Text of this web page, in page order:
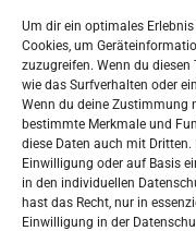
Um dir ein optimales
Cookies, um
zuzugreifen. Wenn du
wie das Surfverhalten oder
Wenn du deine Zustimmung
bestimmte Merkmale und
diese Daten auch mit
Einwilligung oder auf Basis
in den individuellen
hast das Recht, nur in
Einwilligung in der
Datenschutzerklärung
Widerufsbelehrung
Oglašavanje / Postavite
Tko je “Idemo u
Pretražite